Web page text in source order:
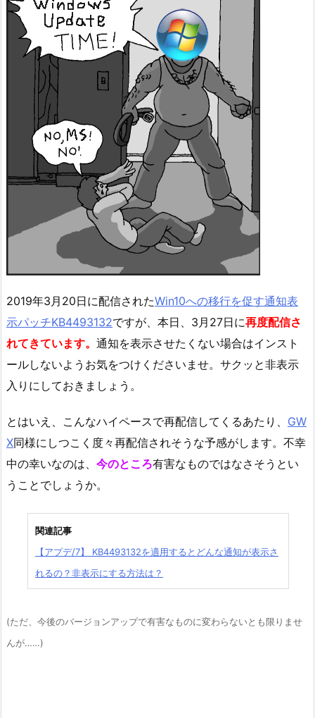
2019年3月20日に配信されたWin10への移行を促す通知表
示パッチKB4493132ですが、本日、3月27日に再度配信さ
れてきています。 通知を表示させたくない場合はインスト
ールしないようお気をつけくださいませ。サクッと非表示
入りにしておきましょう。
とはいえ、こんなハイペースで再配信してくるあたり、 GW
X同様にしつこく度々再配信されそうな予感がします。不幸
中の幸いなのは、 今のところ有害なものではなさそうとい
うことでしょうか。
関連記事
【アプデ/7】 KB4493132を適用するとどんな通知が表示さ
れるの？非表示にする方法は？
(ただ、今後のバージョンアップで有害なものに変わらないとも限りませ
んが……)